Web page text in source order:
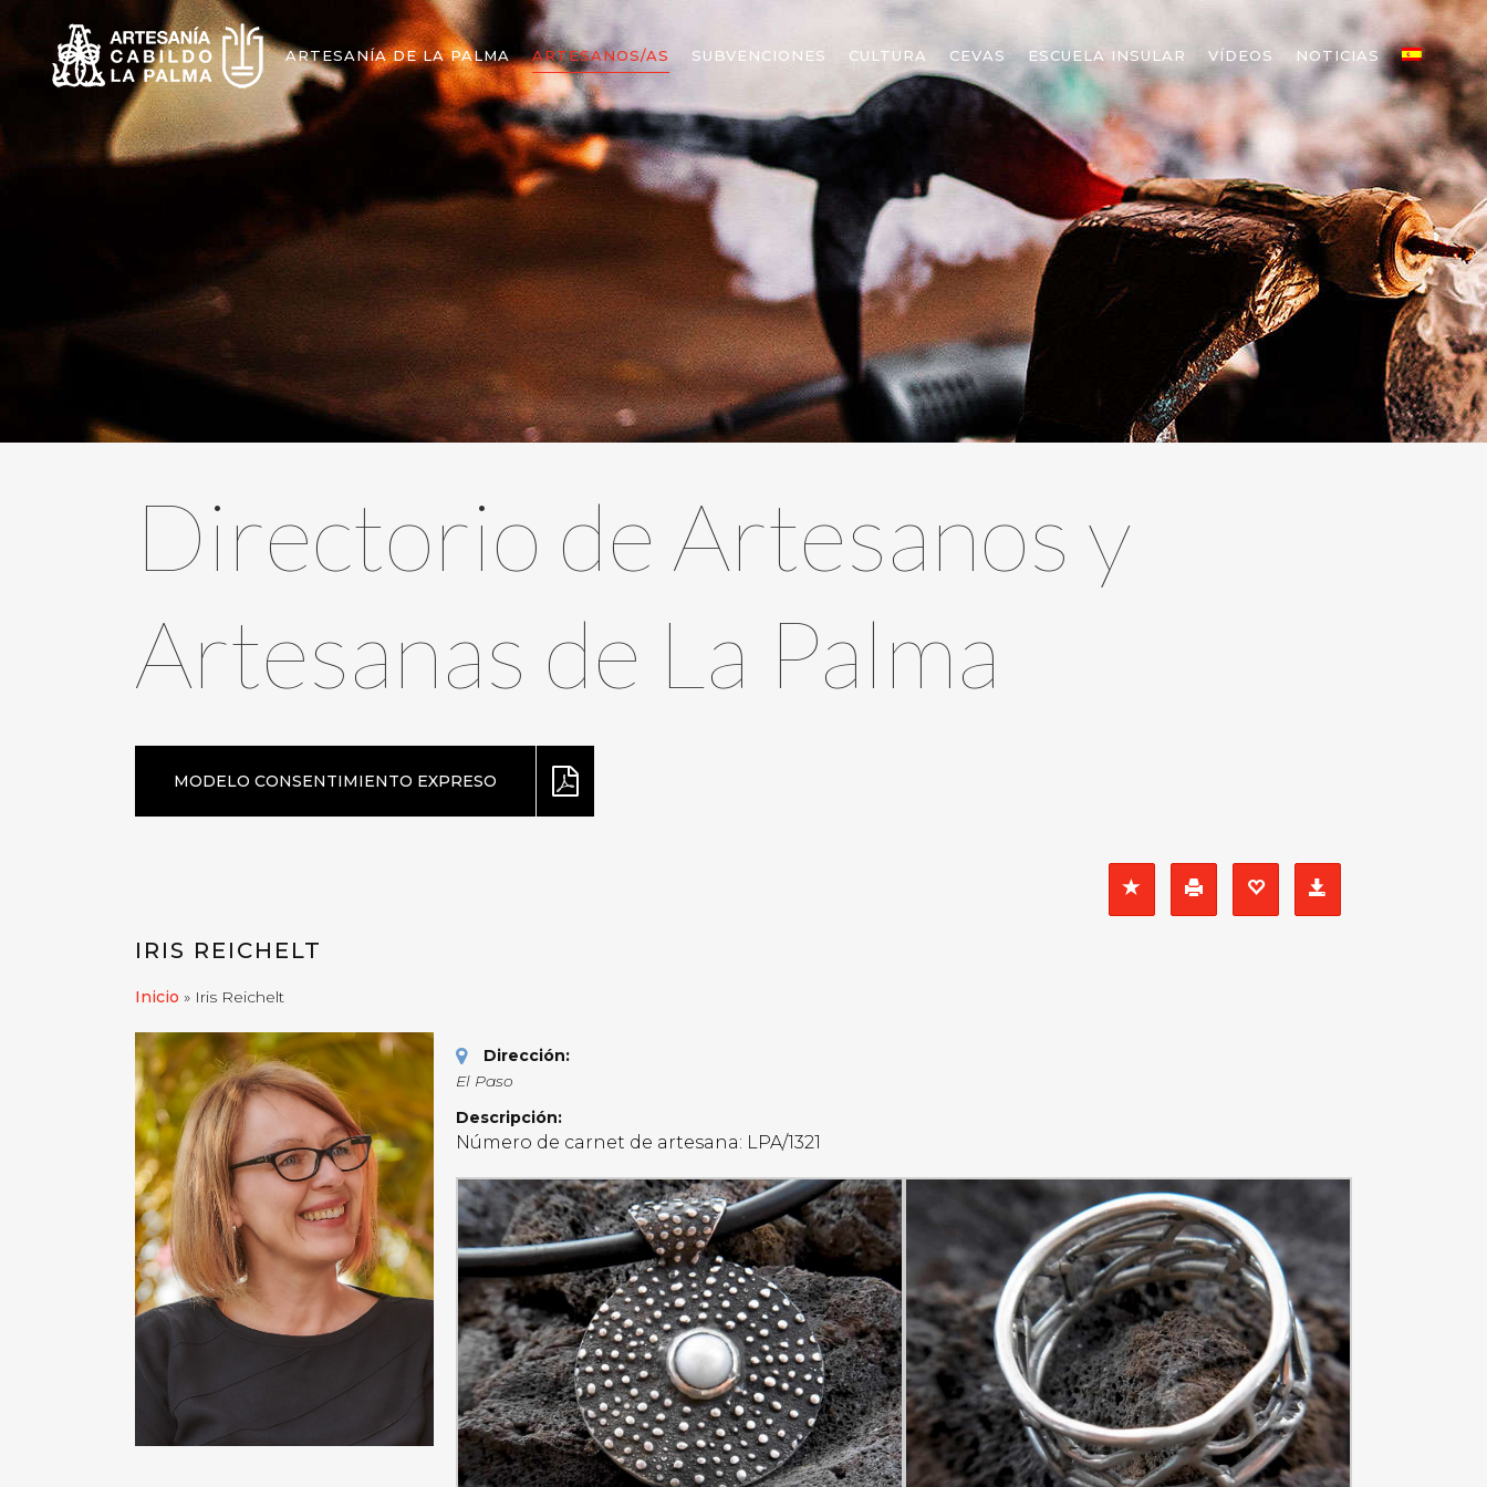
ARTESANÍA DE LA PALMA ARTESANOS/AS SUBVENCIONES CULTURA CEVAS ESCUELA INSULAR VÍDEOS NOTICIAS
Directorio de Artesanos y
Artesanas de La Palma
MODELO CONSENTIMIENTO EXPRESO
IRIS REICHELT
Inicio » Iris Reichelt
Dirección:
El Paso
Descripción:
Número de carnet de artesana: LPA/1321